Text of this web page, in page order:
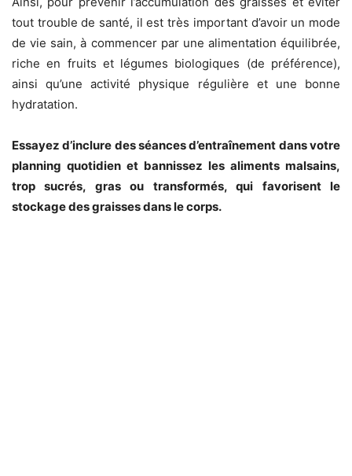
tout trouble de santé, il est très important d’avoir un mode
de vie sain, à commencer par une alimentation équilibrée,
riche en fruits et légumes biologiques (de préférence),
ainsi qu’une activité physique régulière et une bonne
hydratation.
Essayez d’inclure des séances d’entraînement dans votre
planning quotidien et bannissez les aliments malsains,
trop sucrés, gras ou transformés, qui favorisent le
stockage des graisses dans le corps.